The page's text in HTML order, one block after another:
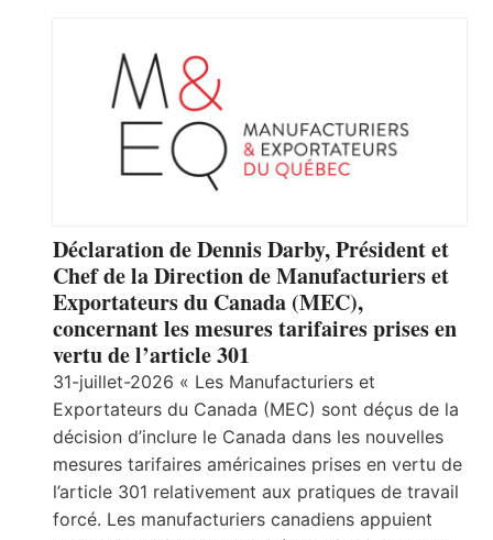
Déclaration de Dennis Darby, Président et
Chef de la Direction de Manufacturiers et
Exportateurs du Canada (MEC),
concernant les mesures tarifaires prises en
vertu de l’article 301
31-juillet-2026 « Les Manufacturiers et
Exportateurs du Canada (MEC) sont déçus de la
décision d’inclure le Canada dans les nouvelles
mesures tarifaires américaines prises en vertu de
l’article 301 relativement aux pratiques de travail
forcé. Les manufacturiers canadiens appuient